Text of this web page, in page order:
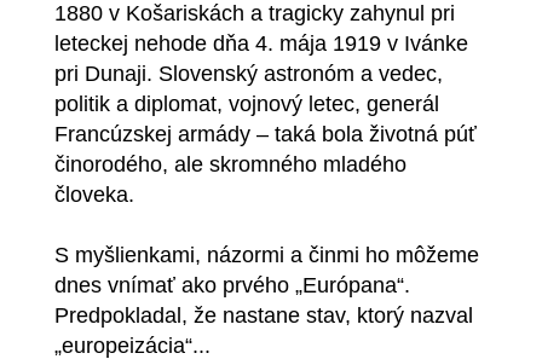
1880 v Košariskách a tragicky zahynul pri
leteckej nehode dňa 4. mája 1919 v Ivánke
pri Dunaji. Slovenský astronóm a vedec,
politik a diplomat, vojnový letec, generál
Francúzskej armády – taká bola životná púť
činorodého, ale skromného mladého
človeka.
S myšlienkami, názormi a činmi ho môžeme
dnes vnímať ako prvého „Európana“.
Predpokladal, že nastane stav, ktorý nazval
„europeizácia“...